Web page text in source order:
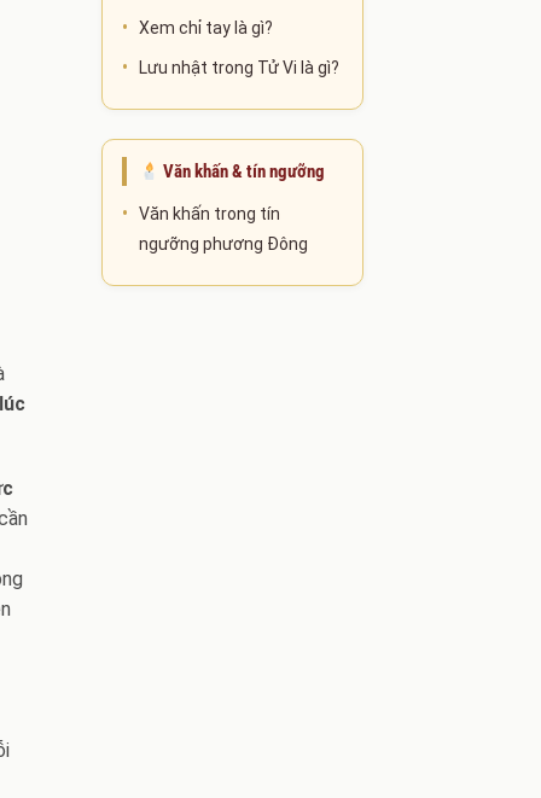
Xem chỉ tay là gì?
Lưu nhật trong Tử Vi là gì?
Văn khấn & tín ngưỡng
Văn khấn trong tín
ngưỡng phương Đông